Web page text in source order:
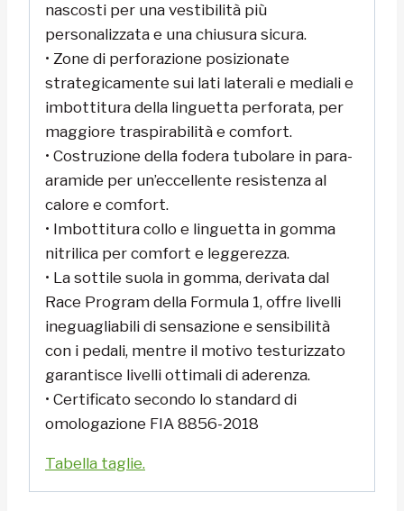
nascosti per una vestibilità più
personalizzata e una chiusura sicura.
• Zone di perforazione posizionate
strategicamente sui lati laterali e mediali e
imbottitura della linguetta perforata, per
maggiore traspirabilità e comfort.
• Costruzione della fodera tubolare in para-
aramide per un’eccellente resistenza al
calore e comfort.
• Imbottitura collo e linguetta in gomma
nitrilica per comfort e leggerezza.
• La sottile suola in gomma, derivata dal
Race Program della Formula 1, offre livelli
ineguagliabili di sensazione e sensibilità
con i pedali, mentre il motivo testurizzato
garantisce livelli ottimali di aderenza.
• Certificato secondo lo standard di
omologazione FIA 8856-2018
Tabella taglie.